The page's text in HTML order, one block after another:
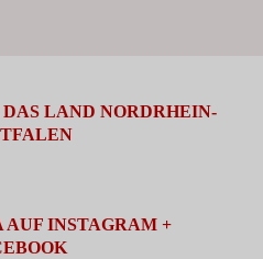
LAND NORDRHEIN-
INSTAGRAM +